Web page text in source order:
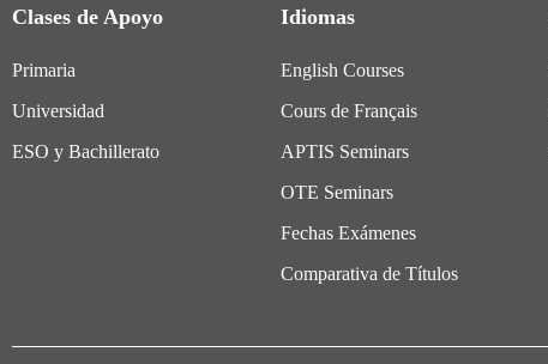
Clases de Apoyo
Primaria
Universidad
ESO y Bachillerato
Idiomas
English Courses
Cours de Français
APTIS Seminars
OTE Seminars
Fechas Exámenes
Comparativa de Títulos